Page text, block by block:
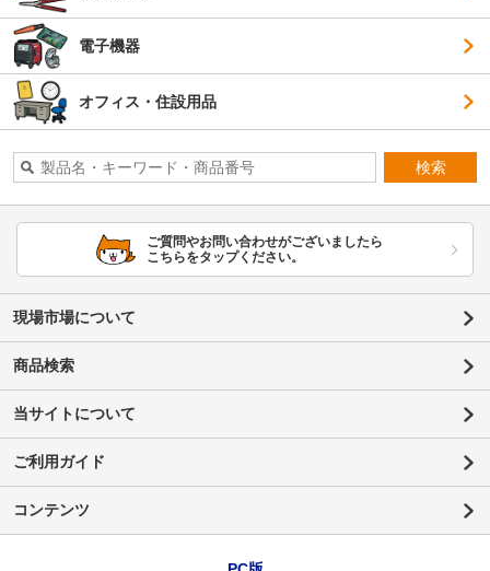
電子機器
オフィス・住設用品
検索
ご質問やお問い合わせがございましたら
こちらをタップください。
現場市場について
商品検索
当サイトについて
ご利用ガイド
コンテンツ